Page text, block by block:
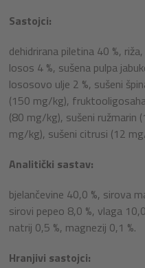
Sastojci:
dehidrirana piletina 40 %,
losos 4 %, sušena pulpa
lososovo ulje 2 %, sušeni
(150 mg/kg),
(80 mg/kg), sušeni ružmarin
mg/kg), sušeni citrusi (12
Analitički sastav:
bjelančevine 40,0 %, sirova
sirovi pepeo 8,0 %, vlaga
natrij 0,5 %, magnezij 0,1 %.
Hranjivi sastojci: